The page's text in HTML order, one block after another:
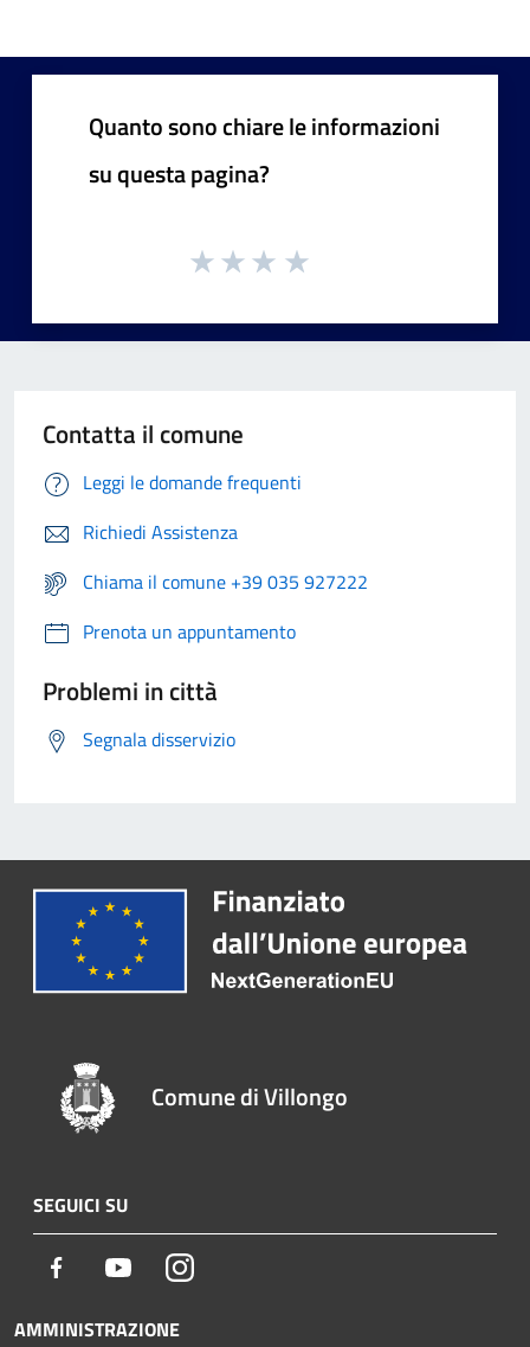
Quanto sono chiare le informazioni
su questa pagina?
Contatta il comune
Leggi le domande frequenti
Richiedi Assistenza
Chiama il comune +39 035 927222
Prenota un appuntamento
Problemi in città
Segnala disservizio
Comune di Villongo
SEGUICI SU
Facebook YoutubeInstagram
AMMINISTRAZIONE